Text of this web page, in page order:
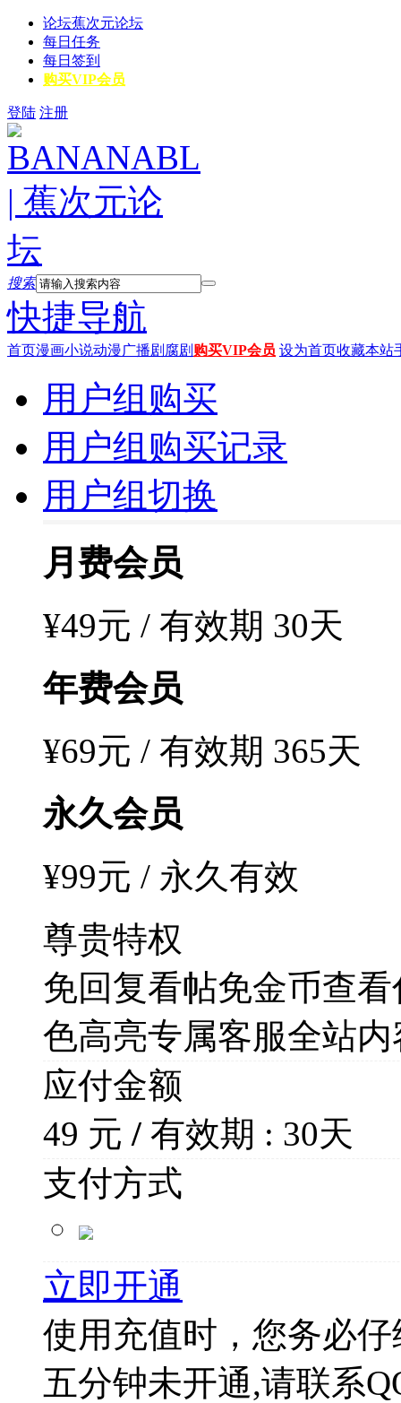
论坛蕉次元论坛
每日任务
每日签到
购买VIP会员
登陆 注册
搜索
快捷导航
首页漫画小说动漫广播剧 腐剧 购买VIP会员 设为首页收藏本站
用户组购买
用户组购买记录
用户组切换
月费会员
¥49元 / 有效期 30天
年费会员
¥69元 / 有效期 365天
永久会员
¥99元 / 永久有效
尊贵特权
免回复看帖免金币查
色高亮专属客服全站
应付金额
49 元 / 有效期 : 30天
支付方式
立即开通
使用充值时，您务必
五分钟未开通,请联系